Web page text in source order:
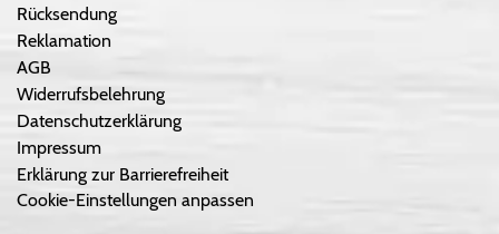
Rücksendung
Reklamation
AGB
Widerrufsbelehrung
Datenschutzerklärung
Impressum
Erklärung zur Barrierefreiheit
Cookie-Einstellungen anpassen